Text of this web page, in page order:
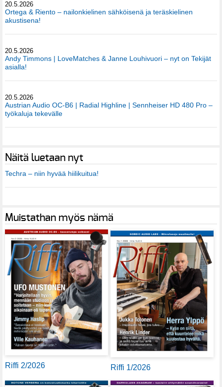
20.5.2026
Ortega & Riento – nailonkielinen sähköisenä ja teräskielinen
akustisena!
20.5.2026
Andy Timmons | LoveMatches & Janne Louhivuori – nyt on Tekijät
asialla!
20.5.2026
Austrian Audio OC-B6 | Radial Highline | Sennheiser HD 480 Pro –
työkaluja tekevälle
Näitä luetaan nyt
Techra – niin hyvää hiilikuitua!
Muistathan myös nämä
Riffi 2/2026 Riffi 1/2026